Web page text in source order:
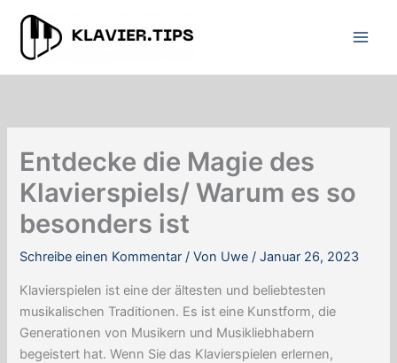
springen
Entdecke die Magie des
Klavierspiels/ Warum es so
besonders ist
Schreibe einen Kommentar / Von Uwe/Januar 26, 2023
Klavierspielen ist eine der ältesten und beliebtesten
musikalischen Traditionen. Es ist eine Kunstform, die
Generationen von Musikern und Musikliebhabern
begeistert hat. Wenn Sie das Klavierspielen erlernen,